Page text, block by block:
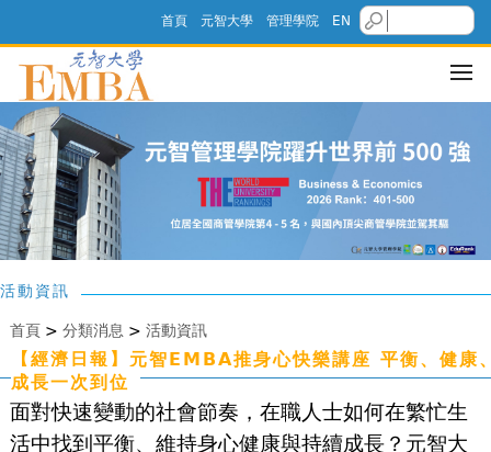
首頁 元智大學 管理學院 EN
活動資訊
首頁> 分類消息 > 活動資訊
【經濟日報】元智EMBA推身心快樂講座 平衡、健康
成長一次到位
面對快速變動的社會節奏，在職人士如何在繁忙生
活中找到平衡、維持身心健康與持續成長？元智大